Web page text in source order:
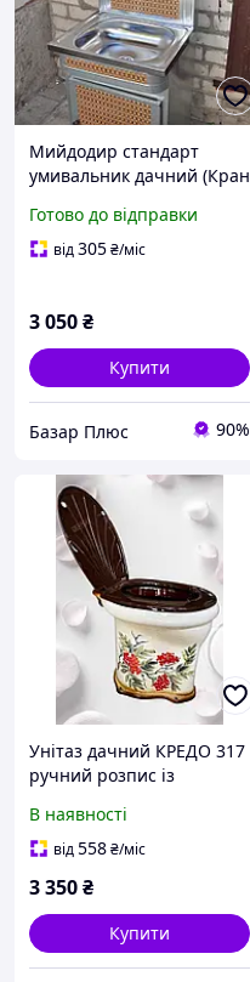
Мийдодир стандарт
умивальник дачний (Кран
Готово до відправки
від305₴/міс
3 050₴
Купити
Базар Плюс 90%
Унітаз дачний КРЕДО 317
ручний розпис із
В наявності
від558₴/міс
3 350₴
Купити